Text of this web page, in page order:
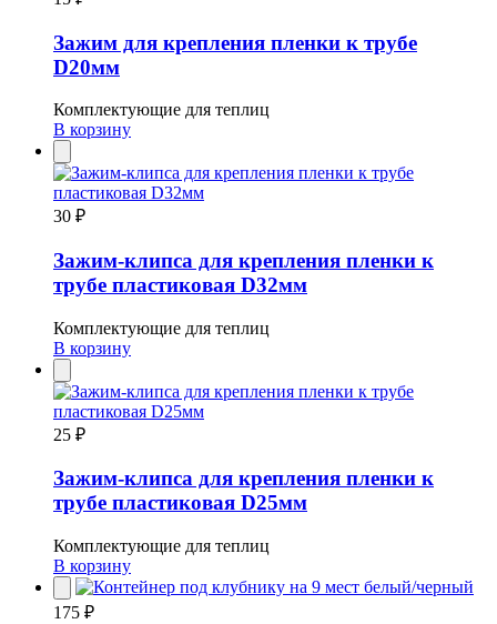
Зажим для крепления пленки к трубе
D20мм
Комплектующие для теплиц
В корзину
30 ₽
Зажим-клипса для крепления пленки к
трубе пластиковая D32мм
Комплектующие для теплиц
В корзину
25 ₽
Зажим-клипса для крепления пленки к
трубе пластиковая D25мм
Комплектующие для теплиц
В корзину
175 ₽